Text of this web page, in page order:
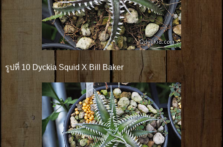
รูปที่ 10 Dyckia Squid X Bill Baker